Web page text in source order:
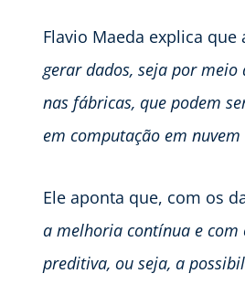
Flavio Maeda explica que
gerar dados, seja por meio
nas fábricas, que podem
em computação em
Ele aponta que, com os
a melhoria contínua e com
preditiva, ou seja, a